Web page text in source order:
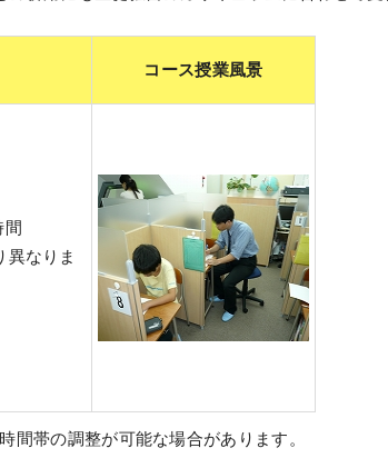
コース授業風景
間
異なりま
間帯の調整が可能な場合があります。